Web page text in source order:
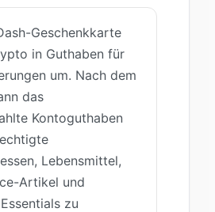
Geschenkkarte
in Guthaben für
um. Nach dem
das
Kontoguthaben
Lebensmittel,
Artikel und
zu